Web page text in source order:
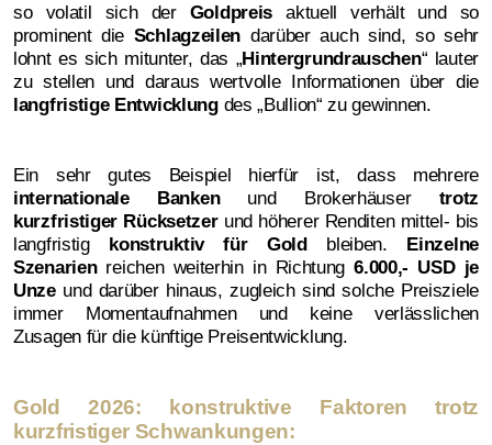
so volatil sich der Goldpreis aktuell verhält und so
prominent die Schlagzeilen darüber auch sind, so sehr
lohnt es sich mitunter, das „Hintergrundrauschen“ lauter
zu stellen und daraus wertvolle Informationen über die
langfristige Entwicklungdes „Bullion“ zu gewinnen.
Ein sehr gutes Beispiel hierfür ist, dass mehrere
internationale Bankenund Brokerhäuser trotz
kurzfristiger Rücksetzerund höherer Renditen mittel- bis
langfristig konstruktiv für Goldbleiben. Einzelne
Szenarienreichen weiterhin in Richtung6.000,- USD je
Unzeund darüber hinaus, zugleich sind solche Preisziele
immer Momentaufnahmen und keine verlässlichen
Zusagen für die künftige Preisentwicklung.
Gold 2026: konstruktive Faktoren trotz
kurzfristiger Schwankungen: